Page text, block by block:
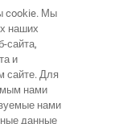
cookie. Мы
наших
сайта,
и
сайте. Для
нами
нами
данные